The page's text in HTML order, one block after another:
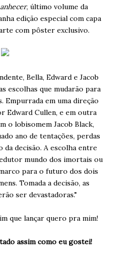
, último volume da
edição especial com capa
com pôster exclusivo.
Bella, Edward e Jacob
escolhas que mudarão para
em uma direção
Edward Cullen, e em outra
o lobisomem Jacob Black,
ano de tentações, perdas
decisão. A escolha entre
mundo dos imortais ou
para o futuro dos dois
Tomada a decisão, as
ser devastadoras."
que lançar quero pra mim!
assim como eu gostei!